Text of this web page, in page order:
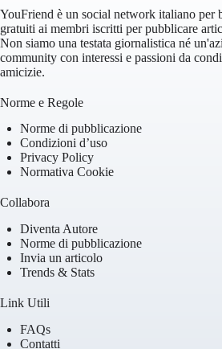
YouFriend è un social network italiano per
gratuiti ai membri iscritti per pubblicare
Non siamo una testata giornalistica né
community con interessi e passioni da
amicizie.
Norme e Regole
Norme di pubblicazione
Condizioni d’uso
Privacy Policy
Normativa Cookie
Collabora
Diventa Autore
Norme di pubblicazione
Invia un articolo
Trends & Stats
Link Utili
FAQs
Contatti